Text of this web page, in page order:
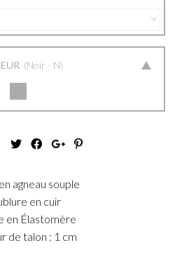
Noir - N
agneau souple
en cuir
en Élastomère
de talon : 1 cm